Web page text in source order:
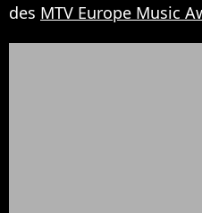
des MTV Europe Music